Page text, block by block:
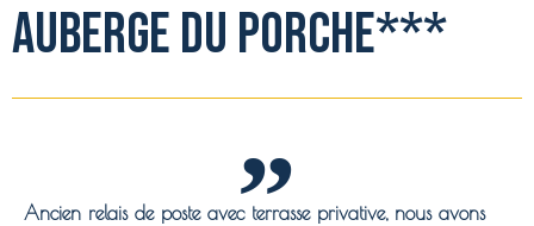
auberge du porche***
Ancien relais de poste avec terrasse privative, nous avons